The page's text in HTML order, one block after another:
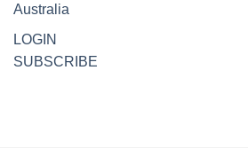
Australia
LOGIN
SUBSCRIBE